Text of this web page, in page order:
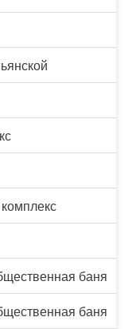
баня
баня